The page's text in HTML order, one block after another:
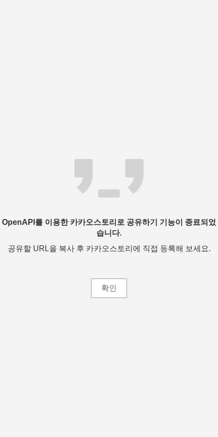
OpenAPI를 이용한 카카오스토리로 공유하기 기능이 종료되었
습니다.
공유할 URL을 복사 후 카카오스토리에 직접 등록해 보세요.
확인